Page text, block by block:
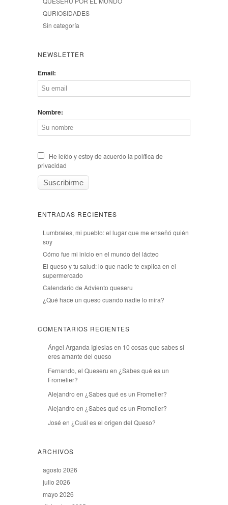
QURIOSIDADES
Sin categoría
NEWSLETTER
Email:
Nombre:
He leído y estoy de acuerdo la política de
privacidad
ENTRADAS RECIENTES
Lumbrales, mi pueblo: el lugar que me enseñó quién
soy
Cómo fue mi inicio en el mundo del lácteo
El queso y tu salud: lo que nadie te explica en el
supermercado
Calendario de Adviento queseru
¿Qué hace un queso cuando nadie lo mira?
COMENTARIOS RECIENTES
Ángel Arganda Iglesiasen 10 cosas que sabes si
eres amante del queso
Fernando, el Queseru en ¿Sabes qué es un
Fromelier?
Alejandro en ¿Sabes qué es un Fromelier?
Alejandro en ¿Sabes qué es un Fromelier?
José en ¿Cuál es el origen del Queso?
ARCHIVOS
agosto 2026
julio 2026
mayo 2026